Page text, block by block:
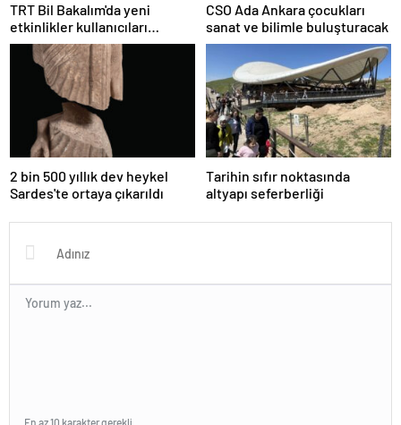
TRT Bil Bakalım'da yeni
etkinlikler kullanıcıları
bekliyor
CSO Ada Ankara çocukları
sanat ve bilimle buluşturacak
2 bin 500 yıllık dev heykel
Sardes'te ortaya çıkarıldı
Tarihin sıfır noktasında
altyapı seferberliği